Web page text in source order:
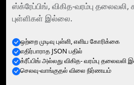
ஸ்க்ரேப்பிங், விகித-வரம்பு தலைவலி,
புள்ளிகள் இல்லை.
ஒற்றை முடிவு புள்ளி, எளிய கோரிக்கை
எதிர்பாராத JSON பதில்
க்ரீப்பிங் அல்லது விகித- வரம்பு தலைவலி
செலவு-வாங்குதல் விலை நிர்ணயம்